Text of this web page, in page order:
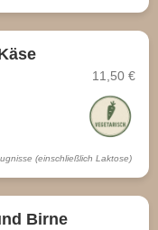
11,50 €
(einschließlich Laktose)
Birne